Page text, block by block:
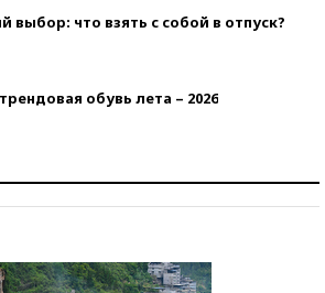
выбор: что взять с собой в отпуск?
обувь лета – 2026